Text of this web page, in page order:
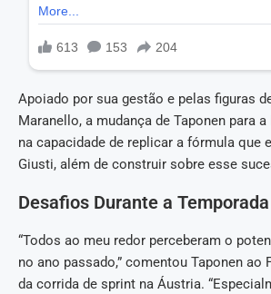
Apoiado por sua gestão e pelas figuras
Maranello, a mudança de Taponen para
na capacidade de replicar a fórmula que
Giusti, além de construir sobre esse
Desafios Durante a Temporada
“Todos ao meu redor perceberam o
no ano passado,” comentou Taponen ao
da corrida de sprint na Áustria.